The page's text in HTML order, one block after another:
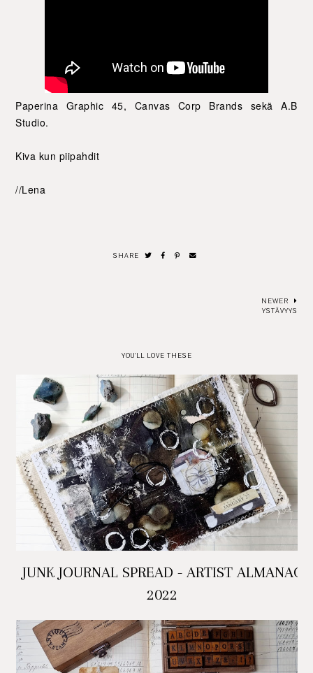
Paperina Graphic 45, Canvas Corp Brands sekä A.B
Studio.
Kiva kun piipahdit
//Lena
SHARE
NEWER
YSTÄVYYS
YOU'LL LOVE THESE
JUNK JOURNAL SPREAD - ARTIST ALMANAC
2022